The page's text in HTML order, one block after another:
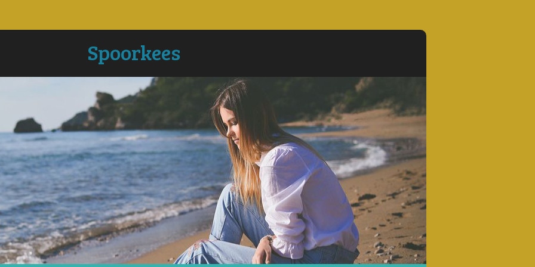
Spoorkees